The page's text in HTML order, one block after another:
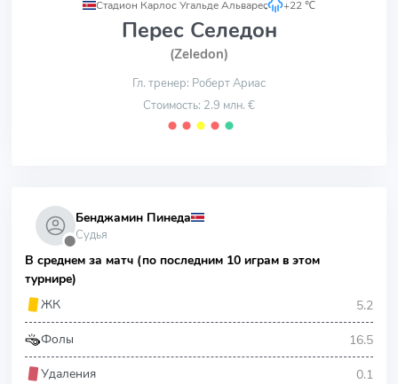
Стадион Карлос Угальде Альварес
, +22 ℃
Перес Селедон
(Zeledon)
Гл. тренер: Роберт Ариас
Стоимость: 2.9 млн. €
⬤ ⬤ ⬤ ⬤ ⬤
⬤
Бенджамин Пинеда
Судья
В среднем за матч (по последним 10 играм в этом
турнире)
ЖК
5.2
Фолы 16.5
Удаления 0.1